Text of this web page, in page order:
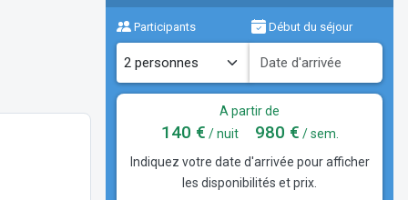
Participants Début du séjour
A partir de
140 € / nuit 980 € / sem.
Indiquez votre date d'arrivée pour afficher
les disponibilités et prix.